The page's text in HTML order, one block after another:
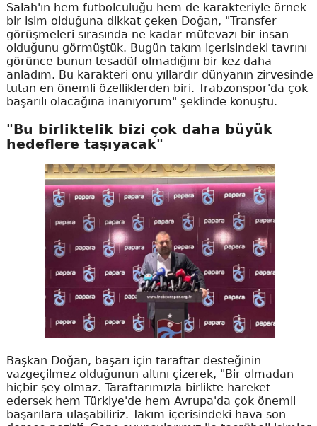
Salah'ın hem futbolculuğu hem de karakteriyle örnek
bir isim olduğuna dikkat çeken Doğan, "Transfer
görüşmeleri sırasında ne kadar mütevazı bir insan
olduğunu görmüştük. Bugün takım içerisindeki tavrını
görünce bunun tesadüf olmadığını bir kez daha
anladım. Bu karakteri onu yıllardır dünyanın zirvesinde
tutan en önemli özelliklerden biri. Trabzonspor'da çok
başarılı olacağına inanıyorum" şeklinde konuştu.
"Bu birliktelik bizi çok daha büyük
hedeflere taşıyacak"
Başkan Doğan, başarı için taraftar desteğinin
vazgeçilmez olduğunun altını çizerek, "Bir olmadan
hiçbir şey olmaz. Taraftarımızla birlikte hareket
edersek hem Türkiye'de hem Avrupa'da çok önemli
başarılara ulaşabiliriz. Takım içerisindeki hava son